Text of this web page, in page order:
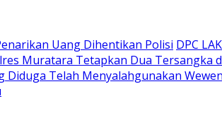
Uang Dihentikan Polisi DPC
Muratara Tetapkan Dua Tersangka
Diduga Telah Menyalahgunakan